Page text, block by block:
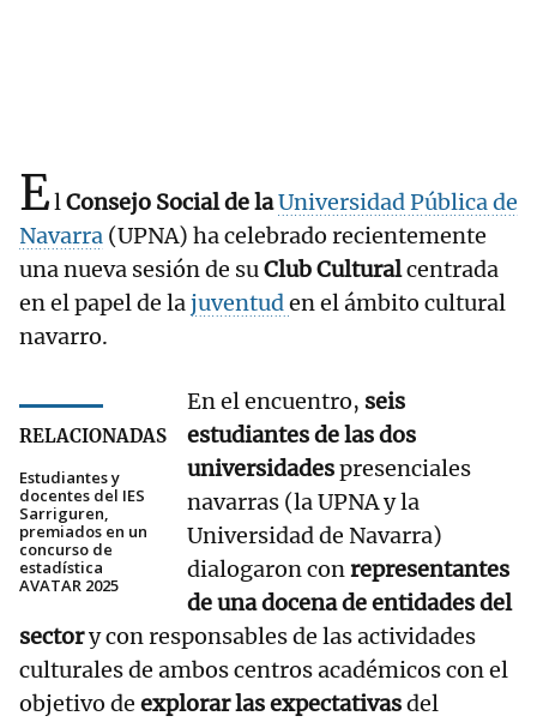
ElConsejo Social de laUniversidad Pública de
Navarra (UPNA) ha celebrado recientemente
una nueva sesión de suClub Culturalcentrada
en el papel de lajuventuden el ámbito cultural
navarro.
RELACIONADAS
Estudiantes y
docentes del IES
Sarriguren,
premiados en un
concurso de
estadística
AVATAR 2025
En el encuentro, seis
estudiantes de las dos
universidadespresenciales
navarras (la UPNA y la
Universidad de Navarra)
dialogaron conrepresentantes
de una docena de entidades del
sectory con responsables de las actividades
culturales de ambos centros académicos con el
objetivo de explorar las expectativasdel